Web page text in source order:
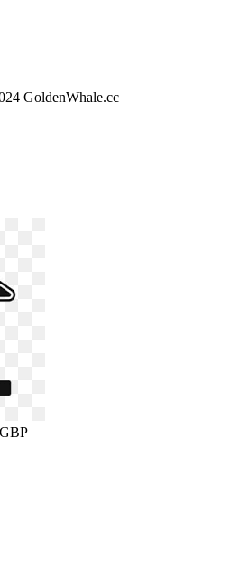
GoldenWhale.cc